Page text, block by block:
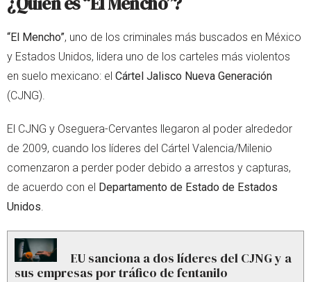
“El Mencho”, uno de los criminales más buscados en México
y Estados Unidos, lidera uno de los carteles más violentos
en suelo mexicano: el Cártel Jalisco Nueva Generación
(CJNG).
El CJNG y Oseguera-Cervantes llegaron al poder alrededor
de 2009, cuando los líderes del Cártel Valencia/Milenio
comenzaron a perder poder debido a arrestos y capturas,
de acuerdo con el Departamento de Estado de Estados
Unidos
EU sanciona a dos líderes del CJNG y a
sus empresas por tráfico de fentanilo